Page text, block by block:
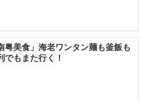
粤美食」海老ワンタン麺も釜飯も
でもまた行く！